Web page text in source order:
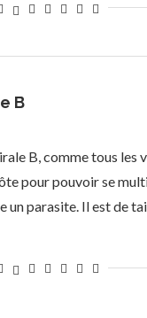
B
B, comme tous les
pour pouvoir se
un parasite. Il est de